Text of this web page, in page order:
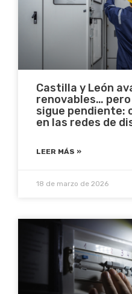
Castilla y León
renovables…
sigue pendiente:
en las redes de
LEER MÁS »
18 de marzo de 2026